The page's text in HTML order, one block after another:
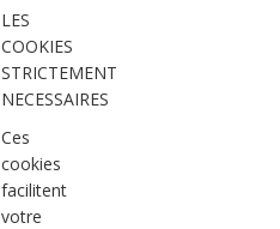
LES
COOKIES
STRICTEMENT
NECESSAIRES
Ces
cookies
facilitent
votre